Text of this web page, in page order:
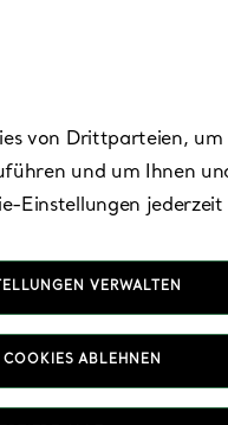
von Drittparteien,
und um Ihnen
Einstellungen
VERWALTEN
ABLEHNEN